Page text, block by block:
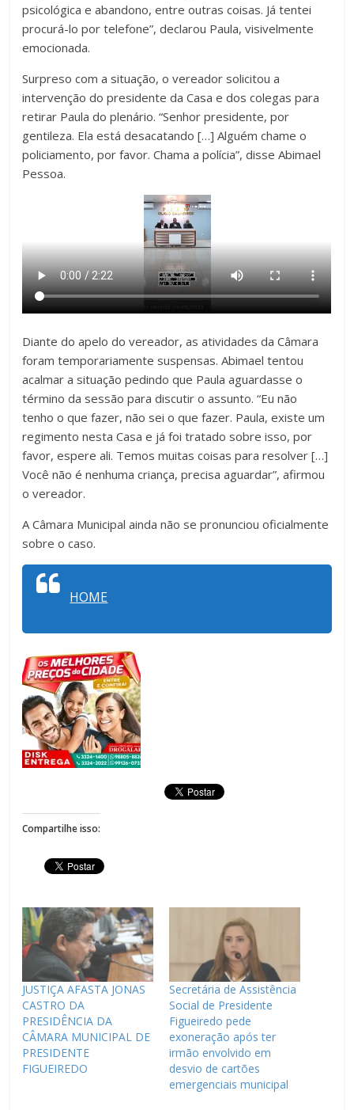
psicológica e abandono, entre outras coisas. Já tentei
procurá-lo por telefone”, declarou Paula, visivelmente
emocionada.
Surpreso com a situação, o vereador solicitou a
intervenção do presidente da Casa e dos colegas para
retirar Paula do plenário. “Senhor presidente, por
gentileza. Ela está desacatando […] Alguém chame o
policiamento, por favor. Chama a polícia”, disse Abimael
Pessoa.
Diante do apelo do vereador, as atividades da Câmara
foram temporariamente suspensas. Abimael tentou
acalmar a situação pedindo que Paula aguardasse o
término da sessão para discutir o assunto. “Eu não
tenho o que fazer, não sei o que fazer. Paula, existe um
regimento nesta Casa e já foi tratado sobre isso, por
favor, espere ali. Temos muitas coisas para resolver […]
Você não é nenhuma criança, precisa aguardar”, afirmou
o vereador.
A Câmara Municipal ainda não se pronunciou oficialmente
sobre o caso.
HOME
Compartilhe isso:
JUSTIÇA AFASTA JONAS
CASTRO DA
PRESIDÊNCIA DA
CÂMARA MUNICIPAL DE
PRESIDENTE
FIGUEIREDO
Secretária de Assistência
Social de Presidente
Figueiredo pede
exoneração após ter
irmão envolvido em
desvio de cartões
emergenciais municipal